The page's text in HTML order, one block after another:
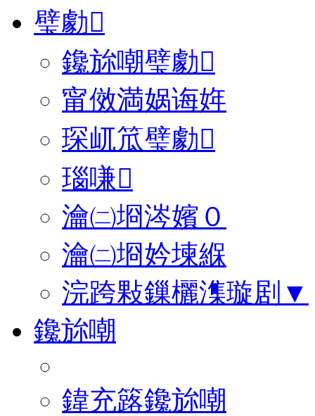
璧勮
鑱旀嘲璧勮
甯傚満娲诲姩
琛屼笟璧勮
瑙嗛
瀹㈡埛涔嬪０
瀹㈡埛妗堜緥
浣跨敤鏁欐潗璇剧▼
鑱旀嘲
鍏充簬鑱旀嘲